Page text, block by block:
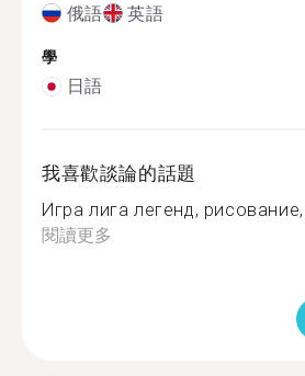
俄語 英語
學
日語
我喜歡談論的話題
Игра лига легенд,
閱讀更多